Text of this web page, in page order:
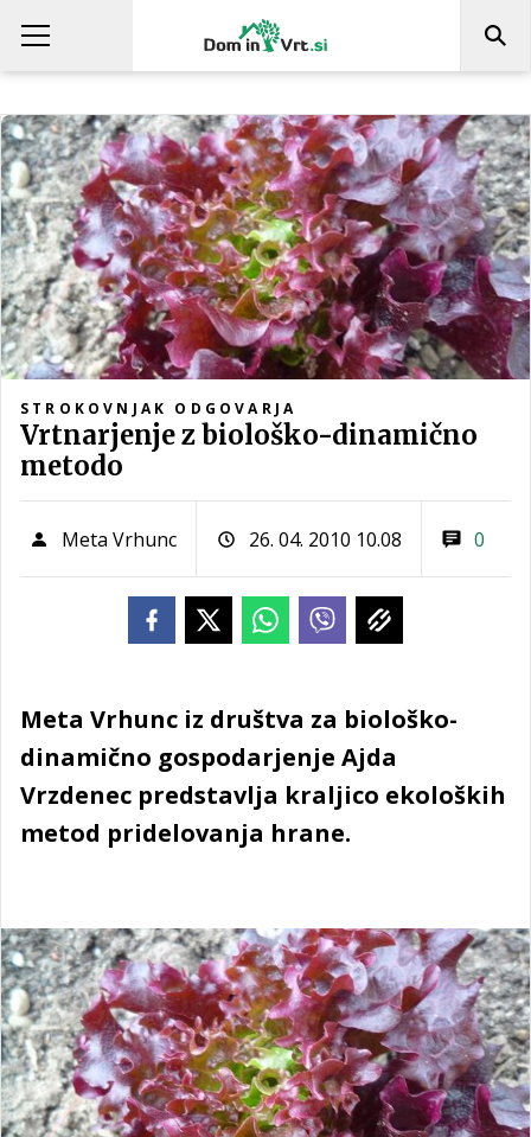
STROKOVNJAK ODGOVARJA
Vrtnarjenje z biološko-dinamično
metodo
Meta Vrhunc 26. 04. 2010 10.08 0
Meta Vrhunc iz društva za biološko-
dinamično gospodarjenje Ajda
Vrzdenec predstavlja kraljico ekoloških
metod pridelovanja hrane.